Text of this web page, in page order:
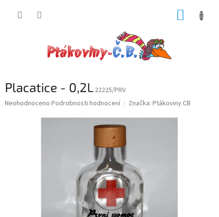
Placatice - 0,2L 22225/PRV
Průměrné
Neohodnoceno Podrobnosti hodnocení Značka: Ptákoviny CB